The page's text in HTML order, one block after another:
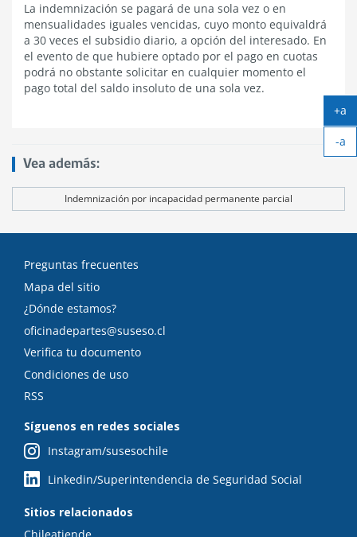
La indemnización se pagará de una sola vez o en
mensualidades iguales vencidas, cuyo monto equivaldrá
a 30 veces el subsidio diario, a opción del interesado. En
el evento de que hubiere optado por el pago en cuotas
podrá no obstante solicitar en cualquier momento el
pago total del saldo insoluto de una sola vez.
Vea además:
Indemnización por incapacidad permanente parcial
Preguntas frecuentes
Mapa del sitio
¿Dónde estamos?
oficinadepartes@suseso.cl
Verifica tu documento
Condiciones de uso
RSS
Síguenos en redes sociales
Instagram/susesochile
Linkedin/Superintendencia de Seguridad Social
Sitios relacionados
Chileatiende
+a
-a